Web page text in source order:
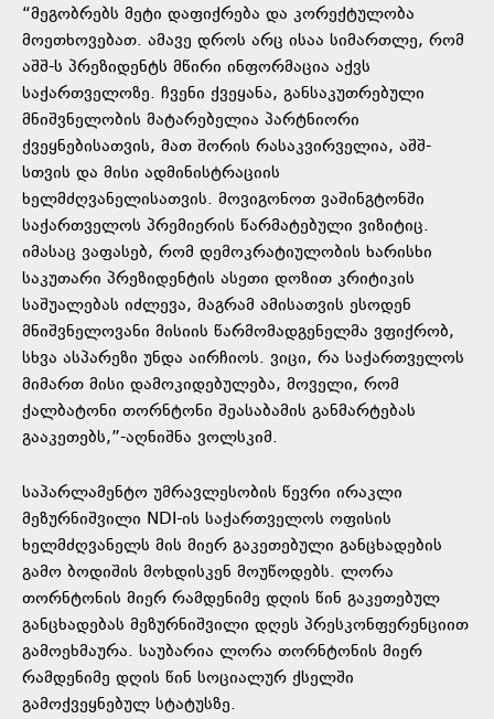
“მეგობრებს მეტი დაფიქრება და კორექტულობა
მოეთხოვებათ. ამავე დროს არც ისაა სიმართლე, რომ
აშშ-ს პრეზიდენტს მწირი ინფორმაცია აქვს
საქართველოზე. ჩვენი ქვეყანა, განსაკუთრებული
მნიშვნელობის მატარებელია პარტნიორი
ქვეყნებისათვის, მათ შორის რასაკვირველია, აშშ-
სთვის და მისი ადმინისტრაციის
ხელმძღვანელისათვის. მოვიგონოთ ვაშინგტონში
საქართველოს პრემიერის წარმატებული ვიზიტიც.
იმასაც ვაფასებ, რომ დემოკრატიულობის ხარისხი
საკუთარი პრეზიდენტის ასეთი დოზით კრიტიკის
საშუალებას იძლევა, მაგრამ ამისათვის ესოდენ
მნიშვნელოვანი მისიის წარმომადგენელმა ვფიქრობ,
სხვა ასპარეზი უნდა აირჩიოს. ვიცი, რა საქართველოს
მიმართ მისი დამოკიდებულება, მოველი, რომ
ქალბატონი თორნტონი შეასაბამის განმარტებას
გააკეთებს,”-აღნიშნა ვოლსკიმ.
საპარლამენტო უმრავლესობის წევრი ირაკლი
მეზურნიშვილი NDI-ის საქართველოს ოფისის
ხელმძღვანელს მის მიერ გაკეთებული განცხადების
გამო ბოდიშის მოხდისკენ მოუწოდებს. ლორა
თორნტონის მიერ რამდენიმე დღის წინ გაკეთებულ
განცხადებას მეზურნიშვილი დღეს პრესკონფერენციით
გამოეხმაურა. საუბარია ლორა თორნტონის მიერ
რამდენიმე დღის წინ სოციალურ ქსელში
გამოქვეყნებულ სტატუსზე.